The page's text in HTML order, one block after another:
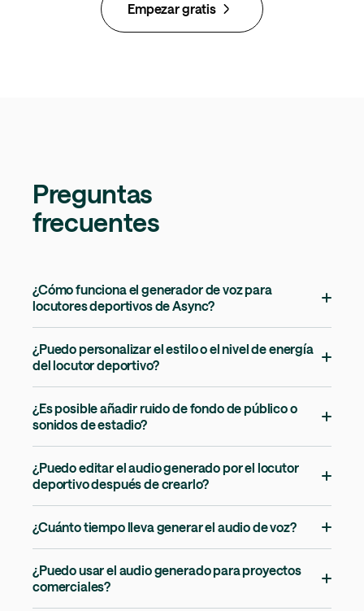
Empezar gratis
Preguntas
frecuentes
¿Cómo funciona el generador de voz para
locutores deportivos de Async?
¿Puedo personalizar el estilo o el nivel de energía
del locutor deportivo?
¿Es posible añadir ruido de fondo de público o
sonidos de estadio?
¿Puedo editar el audio generado por el locutor
deportivo después de crearlo?
¿Cuánto tiempo lleva generar el audio de voz?
¿Puedo usar el audio generado para proyectos
comerciales?